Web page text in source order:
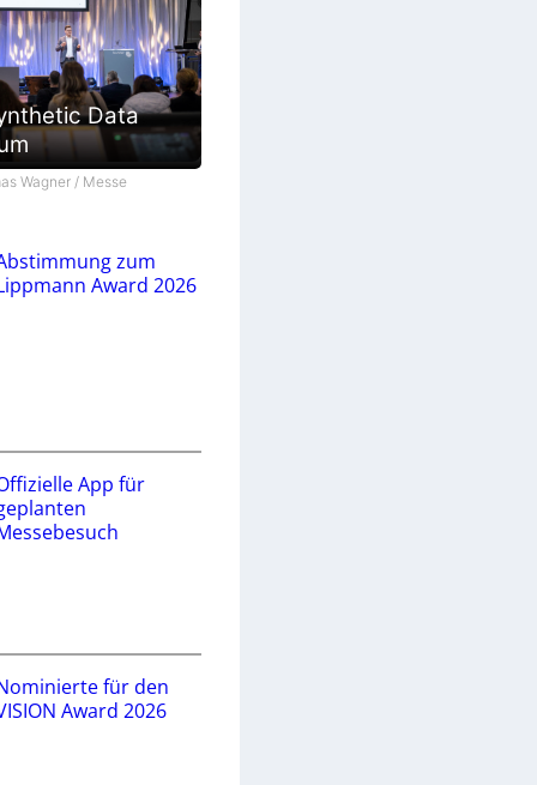
Data
Wagner / Messe
zum
Award 2026
App für
für den
Award 2026